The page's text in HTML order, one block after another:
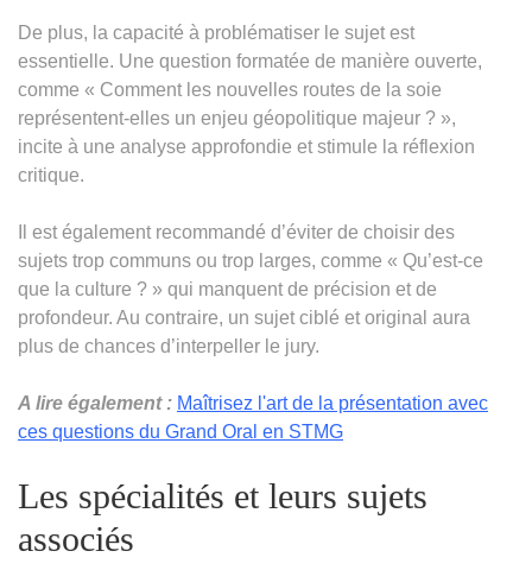
De plus, la capacité à problématiser le sujet est
essentielle. Une question formatée de manière ouverte,
comme « Comment les nouvelles routes de la soie
représentent-elles un enjeu géopolitique majeur ? »,
incite à une analyse approfondie et stimule la réflexion
critique.
Il est également recommandé d’éviter de choisir des
sujets trop communs ou trop larges, comme « Qu’est-ce
que la culture ? » qui manquent de précision et de
profondeur. Au contraire, un sujet ciblé et original aura
plus de chances d’interpeller le jury.
A lire également : Maîtrisez l'art de la présentation avec
ces questions du Grand Oral en STMG
Les spécialités et leurs sujets
associés